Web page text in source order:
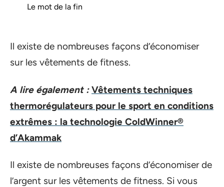
Le mot de la fin
Il existe de nombreuses façons d’économiser
sur les vêtements de fitness.
A lire également : Vêtements techniques
thermorégulateurs pour le sport en conditions
extrêmes : la technologie ColdWinner®
d’Akammak
Il existe de nombreuses façons d’économiser de
l’argent sur les vêtements de fitness. Si vous